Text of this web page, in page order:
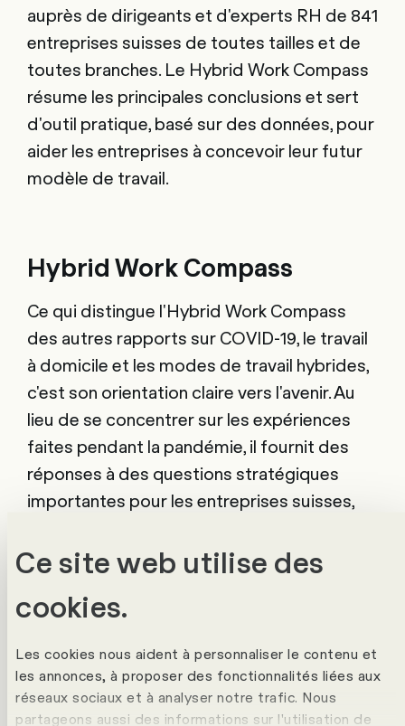
Ce site web utilise des
cookies.
Les cookies nous aident à personnaliser le contenu et
les annonces, à proposer des fonctionnalités liées aux
réseaux sociaux et à analyser notre trafic. Nous
partageons aussi des informations sur l'utilisation de
auprès de dirigeants et d'experts RH de 841
entreprises suisses de toutes tailles et de
toutes branches. Le Hybrid Work Compass
résume les principales conclusions et sert
d'outil pratique, basé sur des données, pour
aider les entreprises à concevoir leur futur
modèle de travail.
Hybrid Work Compass
Ce qui distingue l'Hybrid Work Compass
des autres rapports sur COVID-19, le travail
à domicile et les modes de travail hybrides,
c'est son orientation claire vers l'avenir. Au
lieu de se concentrer sur les expériences
faites pendant la pandémie, il fournit des
réponses à des questions stratégiques
importantes pour les entreprises suisses,
modèles de travail après la pandémie ? » ou
"Quels seront les plus grands défis lors du
développement et de la mise en œuvre de
Les cadres en tant
qu'initiateurs et modèles
Les résultats de l'enquête mettent en